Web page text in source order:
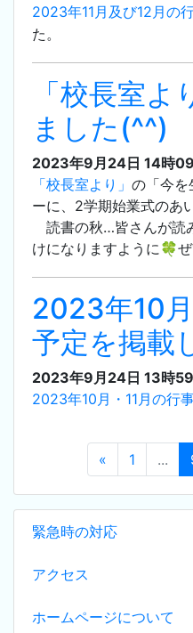
緊急時の対応
アクセス
ホームページについて
2023年11月及び12月の
た。
「校長室よ
ました(^^)
2023年9月24日 14時
「校長室より」 の「今を
ーに、2学期始業式のあ
読書の秋…皆さんが読
けになりますように🍀
2023年10
予定を掲載
2023年9月24日 13時
2023年10月・11月の行
« 1 ...